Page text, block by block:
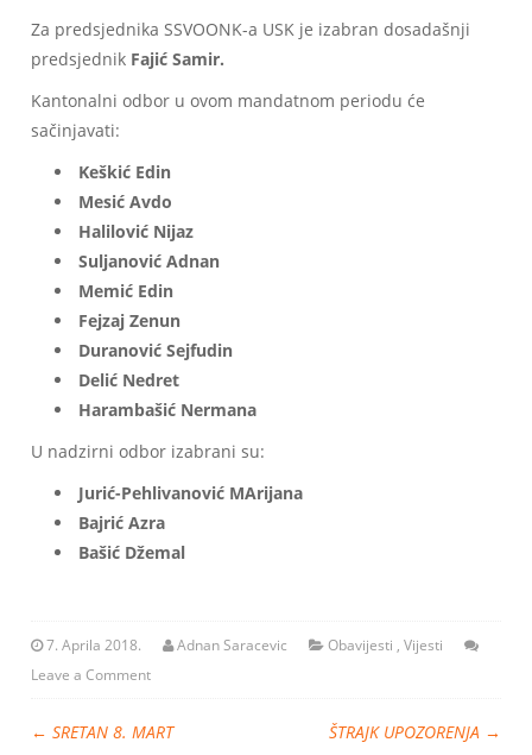
Za predsjednika SSVOONK-a USK je izabran dosadašnji
predsjednik Fajić Samir.
Kantonalni odbor u ovom mandatnom periodu će
sačinjavati:
Keškić Edin
Mesić Avdo
Halilović Nijaz
Suljanović Adnan
Memić Edin
Fejzaj Zenun
Duranović Sejfudin
Delić Nedret
Harambašić Nermana
U nadzirni odbor izabrani su:
Jurić-Pehlivanović MArijana
Bajrić Azra
Bašić Džemal
7. Aprila 2018. Adnan Saracevic Obavijesti , Vijesti
Leave a Comment
← SRETAN 8. MART ŠTRAJK UPOZORENJA →